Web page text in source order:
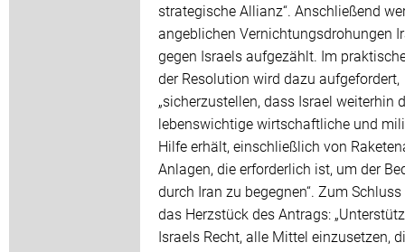
strategische Allianz“. Anschließend
angeblichen Vernichtungsdrohungen
gegen Israels aufgezählt. Im
der Resolution wird dazu aufgefordert,
„sicherzustellen, dass Israel weiterhin
lebenswichtige wirtschaftliche und
Hilfe erhält, einschließlich von
Anlagen, die erforderlich ist, um der
durch Iran zu begegnen“. Zum
das Herzstück des Antrags:
Israels Recht, alle Mittel einzusetzen,